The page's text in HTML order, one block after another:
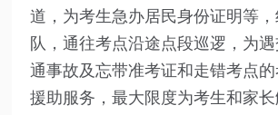
道，为考生急办居民身份证明等
队，通往考点沿途点段巡逻，为
通事故及忘带准考证和走错考点
援助服务，最大限度为考生和家